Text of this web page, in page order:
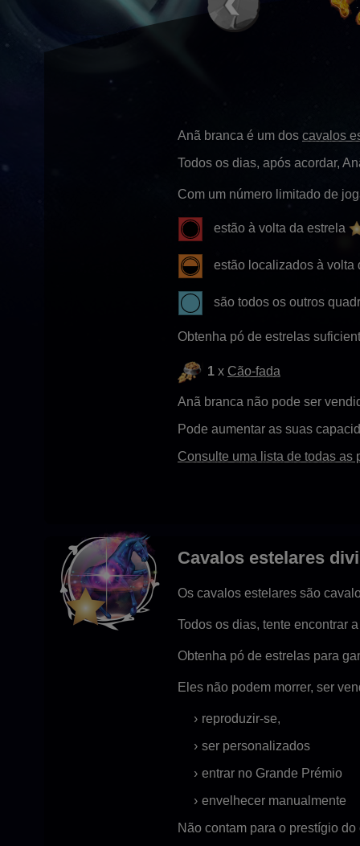
Anã branca é um dos cavalos
Todos os dias, após acordar,
Com um número limitado de
estão à volta da estrela
estão localizados à volta
são todos os outros
Obtenha pó de estrelas
1 x Cão-fada
Anã branca não pode ser
Pode aumentar as suas
Consulte uma lista de todas as
Cavalos estelares
Os cavalos estelares são
Todos os dias, tente encontrar
Obtenha pó de estrelas para
Eles não podem morrer, ser
reproduzir-se,
ser personalizados
entrar no Grande Prémio
envelhecer manualmente
Não contam para o prestígio